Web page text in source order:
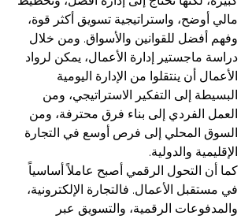
مالي أوضح، واستراتيجية تسويق أكثر قوة،
وفهم أفضل للقوانين والأسواق. ومن خلال
دراسة ماجستير إدارة الأعمال، يمكن لرواد
الأعمال أن ينتقلوا من الإدارة اليومية
البسيطة إلى التفكير الاستراتيجي، ومن
العمل الفردي إلى بناء فرق محترفة، ومن
السوق المحلي إلى فرص أوسع في التجارة
الإقليمية والدولية.
كما أن التحول الرقمي أصبح عاملاً أساسياً
في مستقبل الأعمال. فالتجارة الإلكترونية،
والمدفوعات الرقمية، والتسويق عبر